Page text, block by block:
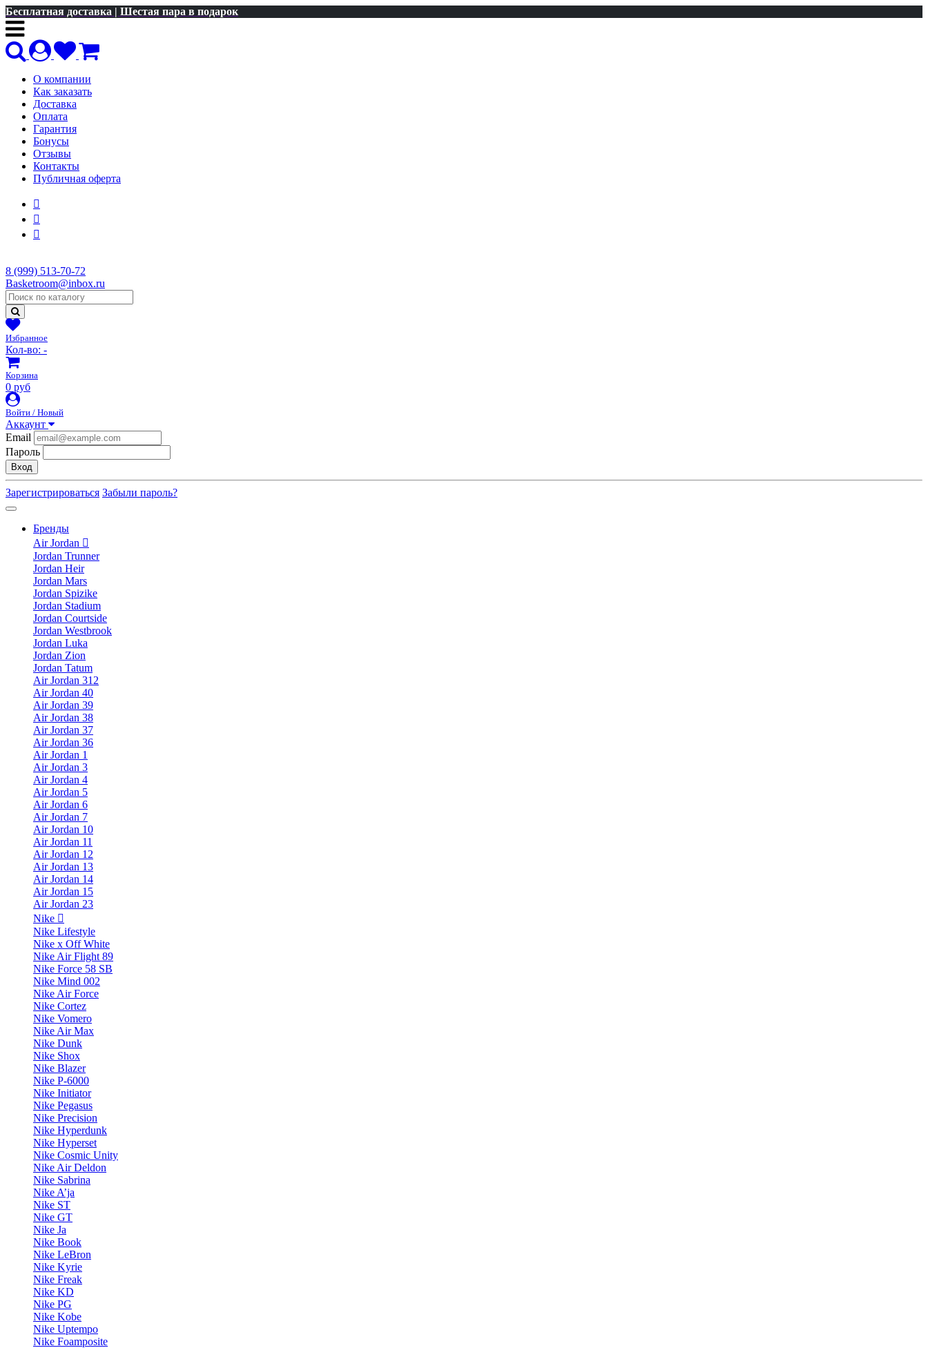
Бесплатная доставка | Шестая пара в подарок
О компании
Как заказать
Доставка
Оплата
Гарантия
Бонусы
Отзывы
Контакты
Публичная оферта
8 (999) 513-70-72
Basketroom@inbox.ru
Избранное
Кол-во: -
Корзина
0 руб
Войти / Новый
Аккаунт
Email
Пароль
Вход
Зарегистрироваться Забыли пароль?
Бренды
Air Jordan
Jordan Trunner
Jordan Heir
Jordan Mars
Jordan Spizike
Jordan Stadium
Jordan Courtside
Jordan Westbrook
Jordan Luka
Jordan Zion
Jordan Tatum
Air Jordan 312
Air Jordan 40
Air Jordan 39
Air Jordan 38
Air Jordan 37
Air Jordan 36
Air Jordan 1
Air Jordan 3
Air Jordan 4
Air Jordan 5
Air Jordan 6
Air Jordan 7
Air Jordan 10
Air Jordan 11
Air Jordan 12
Air Jordan 13
Air Jordan 14
Air Jordan 15
Air Jordan 23
Nike
Nike Lifestyle
Nike x Off White
Nike Air Flight 89
Nike Force 58 SB
Nike Mind 002
Nike Air Force
Nike Cortez
Nike Vomero
Nike Air Max
Nike Dunk
Nike Shox
Nike Blazer
Nike P-6000
Nike Initiator
Nike Pegasus
Nike Precision
Nike Hyperdunk
Nike Hyperset
Nike Cosmic Unity
Nike Air Deldon
Nike Sabrina
Nike A’ja
Nike ST
Nike GT
Nike Ja
Nike Book
Nike LeBron
Nike Kyrie
Nike Freak
Nike KD
Nike PG
Nike Kobe
Nike Uptempo
Nike Foamposite